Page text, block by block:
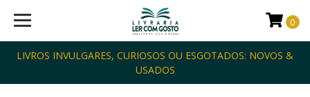
LIVROS INVULGARES, CURIOSOS OU ESGOTADOS: NOVOS &
USADOS
0